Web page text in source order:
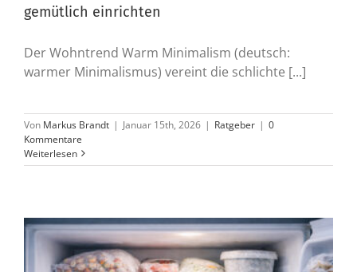
gemütlich einrichten
Der Wohntrend Warm Minimalism (deutsch:
warmer Minimalismus) vereint die schlichte [...]
Von Markus Brandt | Januar 15th, 2026 | Ratgeber | 0
Kommentare
Weiterlesen